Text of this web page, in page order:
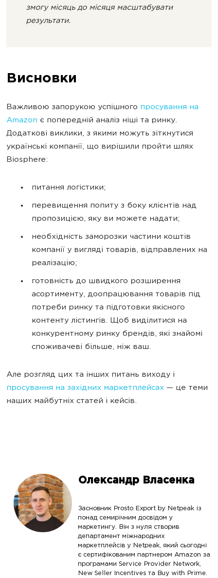
змогу місяць до місяця масштабувати
результати.
Висновки
Важливою запорукою успішного просування на
Amazon є попередній аналіз ніші та ринку.
Додаткові виклики, з якими можуть зіткнутися
українські компанії, що вирішили пройти шлях
Biosphere:
питання логістики;
перевищення попиту з боку клієнтів над
пропозицією, яку ви можете надати;
необхідність заморозки частини коштів
компанії у вигляді товарів, відправлених на
реалізацію;
готовність до швидкого розширення
асортименту, доопрацювання товарів під
потреби ринку та підготовки якісного
контенту лістингів. Щоб виділитися на
конкурентному ринку брендів, які знайомі
споживачеві більше, ніж ваш.
Але розгляд цих та інших питань виходу і
просування на західних маркетплейсах — це теми
наших майбутніх статей і кейсів.
Олександр Власенка
Засновник Prosto Export by Netpeak із
понад семирічним досвідом у
маркетингу. Він з нуля створив
департамент міжнародних
маркетплейсів у Netpeak, який сьогодні
є сертифікованим партнером Amazon за
програмами Service Provider Network,
New Seller Incentives та Buy with Prime.